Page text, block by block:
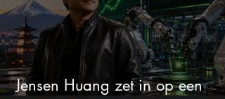
Jensen Huang zet in op een